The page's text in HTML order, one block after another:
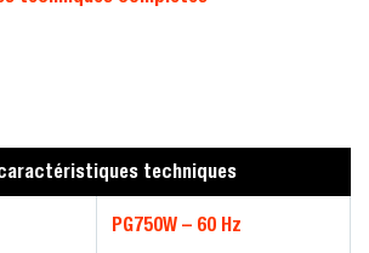
techniques
PG750W – 60 Hz